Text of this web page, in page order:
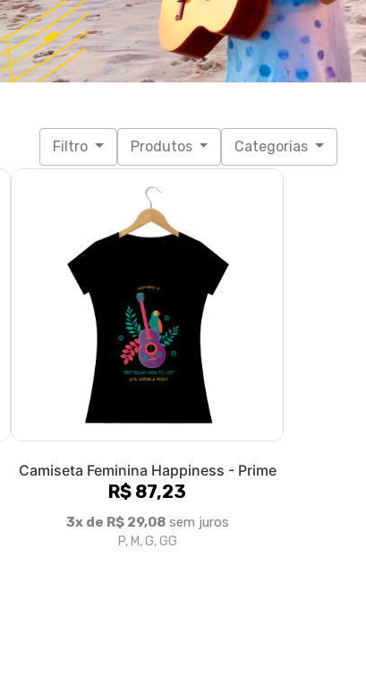
Filtro Produtos Categorias
Camiseta Feminina Happiness - Prime
R$ 87,23
3x de R$ 29,08sem juros
P, M, G, GG